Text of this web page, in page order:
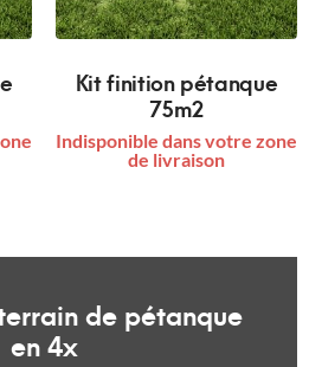
Kit finition pétanque
75m2
Indisponible dans votre zone
de livraison
de pétanque
en 4x